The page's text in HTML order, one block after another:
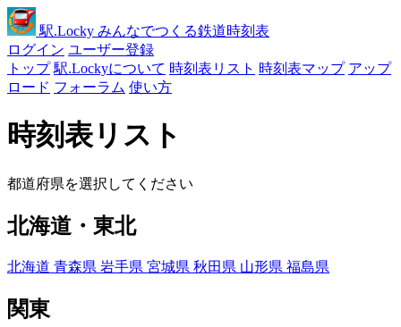
駅.Locky みんなでつくる鉄道時刻表
ログイン ユーザー登録
トップ 駅.Lockyについて 時刻表リスト 時刻表マップ アップ
ロード フォーラム 使い方
時刻表リスト
都道府県を選択してください
北海道・東北
北海道 青森県 岩手県 宮城県 秋田県 山形県 福島県
関東